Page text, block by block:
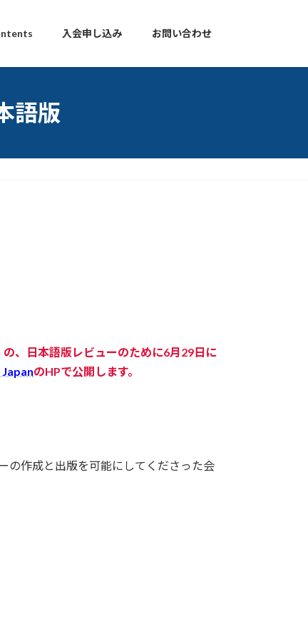
入会申し込み お問い合わせ
語版
の、日本語版レビューのために6月29日に
のHPで公開します。
の作成と出版を可能にしてくださった会